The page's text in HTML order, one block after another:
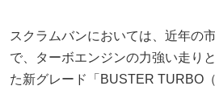
スクラムバンにおいては、近年の
で、ターボエンジンの力強い走り
た新グレード「BUSTER TURBO